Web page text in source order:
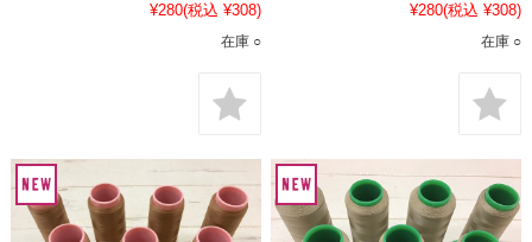
¥280(税込 ¥308)
在庫 ○
¥280(税込 ¥308)
在庫 ○